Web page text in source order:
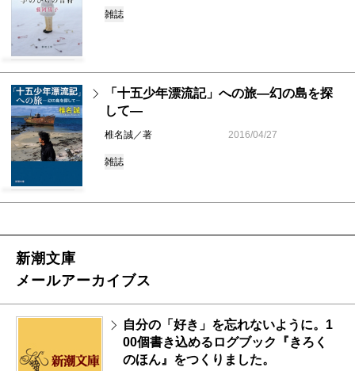
雑誌
「十五少年漂流記」への旅―幻の島を探
して―
椎名誠／著 2016/04/27
雑誌
新潮文庫
メールアーカイブス
自分の「好き」を忘れないように。1
00個書き込めるログブック『きろく
のほん』をつくりました。